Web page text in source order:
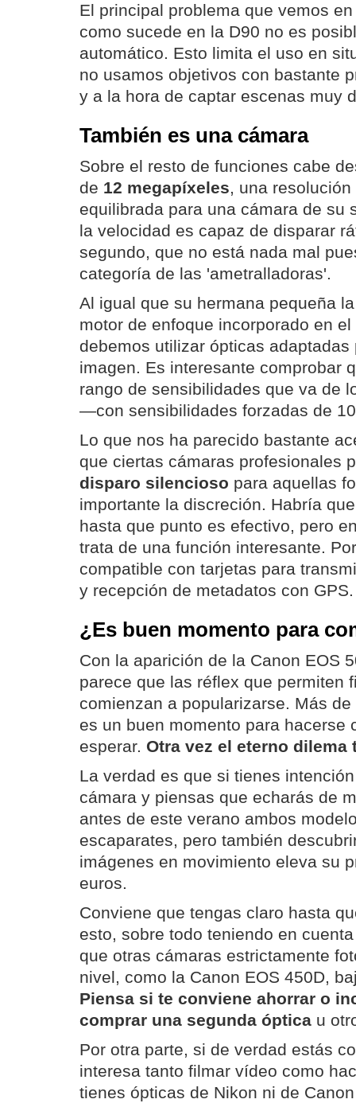
El principal problema que vemos
como sucede en la D90 no es
automático. Esto limita el uso en
no usamos objetivos con bastante
y a la hora de captar escenas muy
También es una cámara
Sobre el resto de funciones cabe
de 12 megapíxeles, una
equilibrada para una cámara de su
la velocidad es capaz de disparar
segundo, que no está nada mal
categoría de las 'ametralladoras'.
Al igual que su hermana pequeña
motor de enfoque incorporado en
debemos utilizar ópticas
imagen. Es interesante comprobar
rango de sensibilidades que va de
—con sensibilidades forzadas de
Lo que nos ha parecido bastante
que ciertas cámaras profesionales
disparo silencioso para aquellas
importante la discreción. Habría
hasta que punto es efectivo, pero
trata de una función interesante.
compatible con tarjetas para
y recepción de metadatos con GPS.
¿Es buen momento para
Con la aparición de la Canon EOS
parece que las réflex que permiten
comienzan a popularizarse. Más
es un buen momento para hacerse
esperar. Otra vez el eterno dilema
La verdad es que si tienes
cámara y piensas que echarás de
antes de este verano ambos
escaparates, pero también
imágenes en movimiento eleva su
euros.
Conviene que tengas claro hasta
esto, sobre todo teniendo en
que otras cámaras estrictamente
nivel, como la Canon EOS 450D,
Piensa si te conviene ahorrar o
comprar una segunda óptica u
Por otra parte, si de verdad estás
interesa tanto filmar vídeo como
tienes ópticas de Nikon ni de